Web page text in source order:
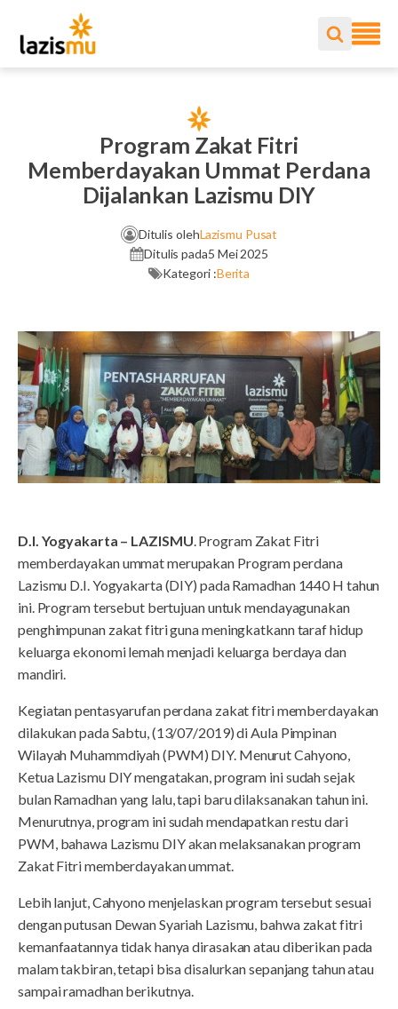
Program Zakat Fitri
Memberdayakan Ummat Perdana
Dijalankan Lazismu DIY
Ditulis olehLazismu Pusat
Ditulis pada5 Mei 2025
Kategori :Berita
D.I. Yogyakarta – LAZISMU. Program Zakat Fitri
memberdayakan ummat merupakan Program perdana
Lazismu D.I. Yogyakarta (DIY) pada Ramadhan 1440 H tahun
ini. Program tersebut bertujuan untuk mendayagunakan
penghimpunan zakat fitri guna meningkatkann taraf hidup
keluarga ekonomi lemah menjadi keluarga berdaya dan
mandiri.
Kegiatan pentasyarufan perdana zakat fitri memberdayakan
dilakukan pada Sabtu, (13/07/2019) di Aula Pimpinan
Wilayah Muhammdiyah (PWM) DIY. Menurut Cahyono,
Ketua Lazismu DIY mengatakan, program ini sudah sejak
bulan Ramadhan yang lalu, tapi baru dilaksanakan tahun ini.
Menurutnya, program ini sudah mendapatkan restu dari
PWM, bahawa Lazismu DIY akan melaksanakan program
Zakat Fitri memberdayakan ummat.
Lebih lanjut, Cahyono menjelaskan program tersebut sesuai
dengan putusan Dewan Syariah Lazismu, bahwa zakat fitri
kemanfaatannya tidak hanya dirasakan atau diberikan pada
malam takbiran, tetapi bisa disalurkan sepanjang tahun atau
sampai ramadhan berikutnya.